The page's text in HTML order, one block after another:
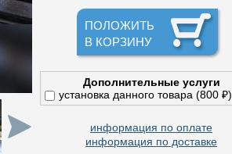
ПОЛОЖИТЬ
В КОРЗИНУ
Дополнительные услуги
установка данного товара (800 ₽)
информация по оплате
информация по доставке